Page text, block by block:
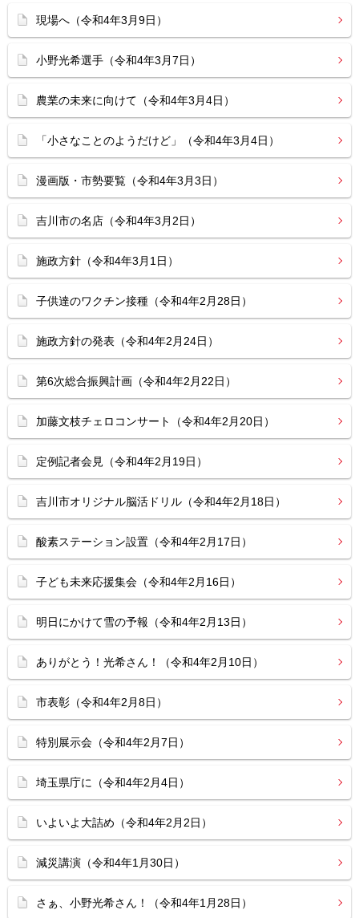
現場へ（令和4年3月9日）
小野光希選手（令和4年3月7日）
農業の未来に向けて（令和4年3月4日）
「小さなことのようだけど」（令和4年3月4日）
漫画版・市勢要覧（令和4年3月3日）
吉川市の名店（令和4年3月2日）
施政方針（令和4年3月1日）
子供達のワクチン接種（令和4年2月28日）
施政方針の発表（令和4年2月24日）
第6次総合振興計画（令和4年2月22日）
加藤文枝チェロコンサート（令和4年2月20日）
定例記者会見（令和4年2月19日）
吉川市オリジナル脳活ドリル（令和4年2月18日）
酸素ステーション設置（令和4年2月17日）
子ども未来応援集会（令和4年2月16日）
明日にかけて雪の予報（令和4年2月13日）
ありがとう！光希さん！（令和4年2月10日）
市表彰（令和4年2月8日）
特別展示会（令和4年2月7日）
埼玉県庁に（令和4年2月4日）
いよいよ大詰め（令和4年2月2日）
減災講演（令和4年1月30日）
さぁ、小野光希さん！（令和4年1月28日）